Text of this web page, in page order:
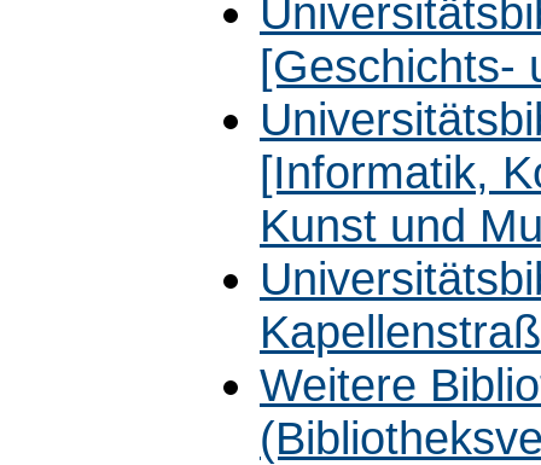
[Geschichts-
[Informatik,
Kunst und
Weitere